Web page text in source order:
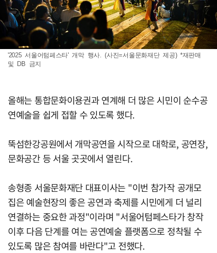
'2025 서울어텀페스타' 개막 행사. (사진=서울문화재단 제공) *재판매
및 DB 금지
올해는 통합문화이용권과 연계해 더 많은 시민이 순수공
연예술을 쉽게 접할 수 있도록 했다.
뚝섬한강공원에서 개막공연을 시작으로 대학로, 공연장,
문화공간 등 서울 곳곳에서 열린다.
송형종 서울문화재단 대표이사는 "이번 참가작 공개모
집은 예술현장의 좋은 공연과 축제를 시민에게 더 널리
연결하는 중요한 과정"이라며 "서울어텀페스타가 창작
이후 다음 단계를 여는 공연예술 플랫폼으로 정착될 수
있도록 많은 참여를 바란다"고 전했다.